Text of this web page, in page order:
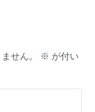
せん。 ※ が付い